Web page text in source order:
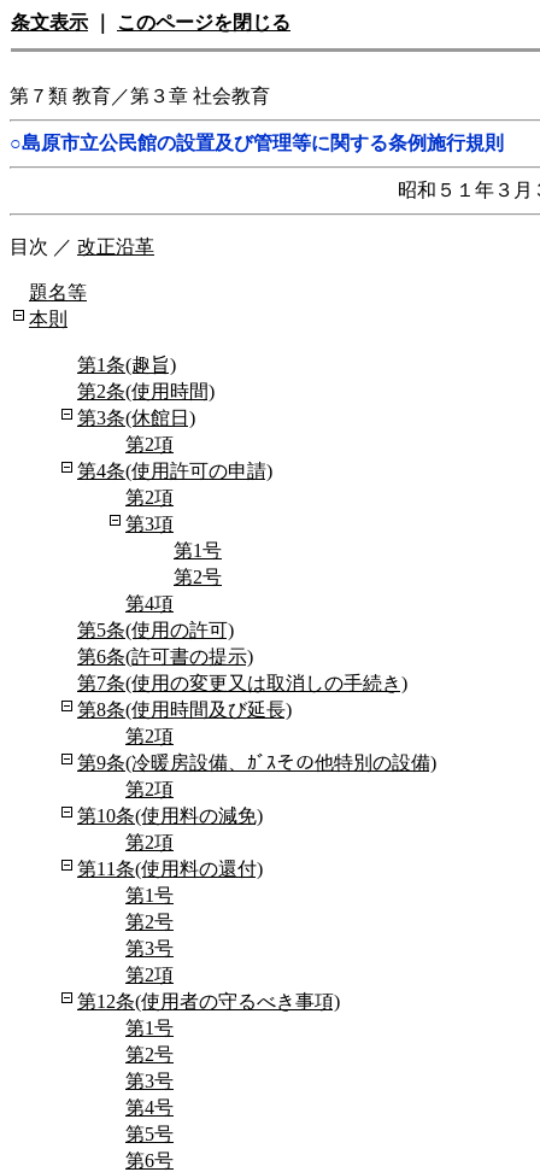
条文表示 このページを閉じる
第７類 教育／第３章 社会教育
○島原市立公民館の設置及び管理等に関する条例施行規則
昭和５１年３月
目次 ／ 改正沿革
題名等
本則
第1条(趣旨)
第2条(使用時間)
第3条(休館日)
第2項
第4条(使用許可の申請)
第2項
第3項
第1号
第2号
第4項
第5条(使用の許可)
第6条(許可書の提示)
第7条(使用の変更又は取消しの手続き)
第8条(使用時間及び延長)
第2項
第9条(冷暖房設備、ｶﾞｽその他特別の設備)
第2項
第10条(使用料の減免)
第2項
第11条(使用料の還付)
第1号
第2号
第3号
第2項
第12条(使用者の守るべき事項)
第1号
第2号
第3号
第4号
第5号
第6号